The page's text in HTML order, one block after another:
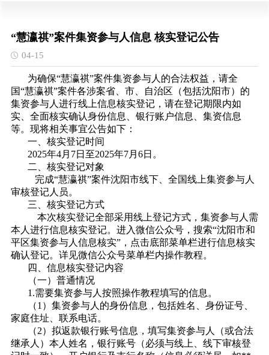
“慧瀛祺”案件集资参与人信息 核实登记公告
04-15
为确保“慧瀛祺”案件集资参与人的合法权益，请全
国“慧瀛祺”案件各涉案省、市、自治区（包括沈阳市）的
集资参与人进行线上信息核实登记，请在登记期限内如
实、全面核实确认身份信息、银行账户信息、集资信息
等。现将相关事宜公告如下：
一、核实登记时间
2025年4月7日至2025年7月6日。
二、核实登记对象
完成“慧瀛祺”案件沈阳市线下、全国线上集资参与人
审核登记人员。
三、核实登记方式
本次核实登记全部采用线上登记方式，集资参与人需
本人进行信息核实登记。进入微信公众号，搜索“沈阳市和
平区集资参与人信息核实”，点击底部菜单栏进行信息核实
确认登记。详见微信公众号菜单栏内操作教程。
四、信息核实登记内容
（一）普通情况
1.需要集资参与人按照操作教程填写的信息。
（1）集资参与人的身份信息，包括姓名、身份证号、
家庭住址、联系电话。
（2）拟返款银行账号信息，填写集资参与人（或合法
继承人）本人姓名，银行账号（必须与线上、线下审核登